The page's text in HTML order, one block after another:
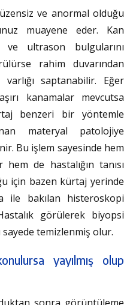
ve anormal olduğu
muayene eder. Kan
ve ultrason bulgularını
rahim duvarından
varlığı saptanabilir. Eğer
kanamalar mevcutsa
benzeri bir yöntemle
materyal patolojiye
Bu işlem sayesinde hem
de hastalığın tanısı
için bazen kürtaj yerinde
ile bakılan histeroskopi
görülerek biyopsi
sayede temizlenmiş olur.
yayılmış olup